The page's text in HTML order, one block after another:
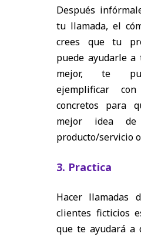
Después
tu llamada, el
crees que tu
puede ayudarle
mejor, te
ejemplificar
concretos para
mejor idea
producto/servicio
3. Practica
Hacer llamadas
clientes ficticios
que te ayudará a